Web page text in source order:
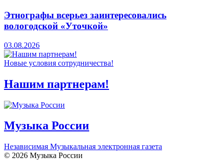
Этнографы всерьез заинтересовались
вологодской «Уточкой»
03.08.2026
Новые условия сотрудничества!
Нашим партнерам!
Музыка России
Независимая Музыкальная электронная газета
© 2026 Музыка России